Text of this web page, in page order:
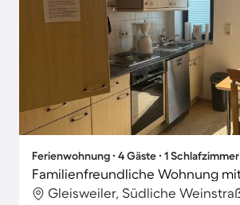
Ferienwohnung ∙ 4 Gäste ∙ 1 Schlafzimmer